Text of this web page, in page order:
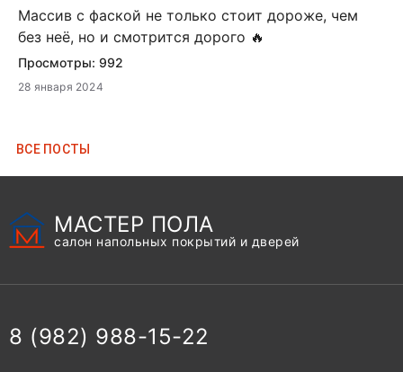
ВCЕ ПОСТЫ
Массив с фаской не только стоит дороже, чем
без неё, но и смотрится дорого 🔥
Просмотры: 992
28 января 2024
МАСТЕР ПОЛА
салон напольных покрытий и дверей
8 (982) 988-15-22